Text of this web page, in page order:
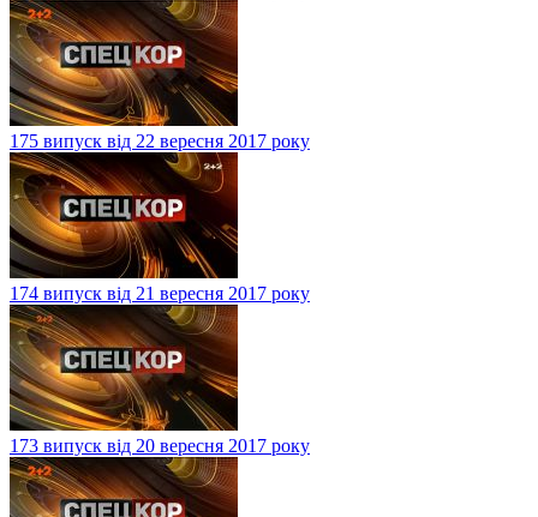
175 випуск від 22 вересня 2017 року
174 випуск від 21 вересня 2017 року
173 випуск від 20 вересня 2017 року